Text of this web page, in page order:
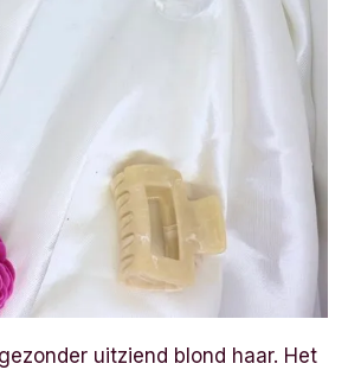
uitziend blond haar. Het